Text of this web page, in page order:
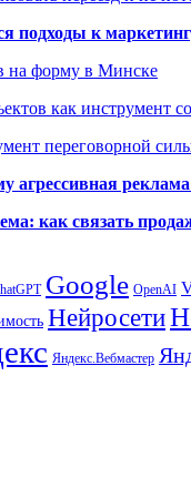
подходы к
на форму в Минске
как инструмент
переговорной
агрессивная
как связать
Google OpenAI
Нейросети
Яндекс.Вебмастер